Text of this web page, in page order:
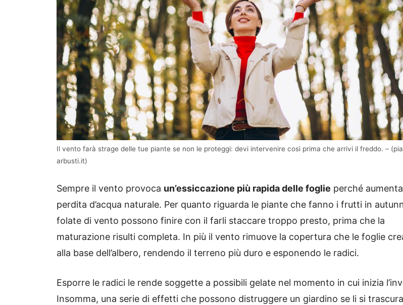
Il vento farà strage delle tue piante se non le proteggi: devi intervenire così prima che arrivi il freddo. –
arbusti.it)
Sempre il vento provoca un’essiccazione più rapida delle foglie perché
perdita d’acqua naturale. Per quanto riguarda le piante che fanno i frutti in
folate di vento possono finire con il farli staccare troppo presto, prima che la
maturazione risulti completa. In più il vento rimuove la copertura che le foglie
alla base dell’albero, rendendo il terreno più duro e esponendo le radici.
Esporre le radici le rende soggette a possibili gelate nel momento in cui inizia
Insomma, una serie di effetti che possono distruggere un giardino se li si